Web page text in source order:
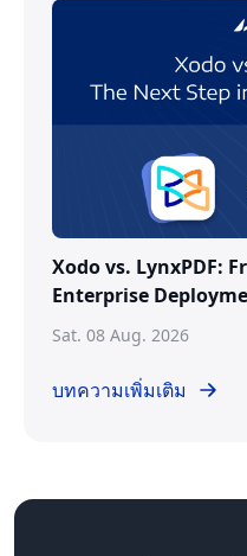
Xodo vs. LynxPDF:
Enterprise
Sat. 08 Aug. 2026
บทความเพิ่มเติม